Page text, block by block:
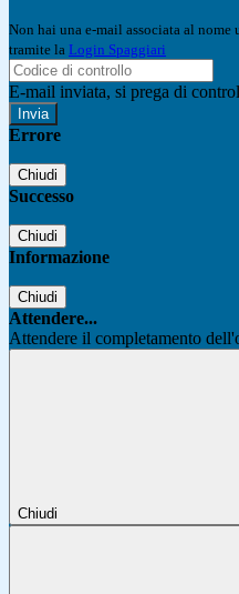
Non hai una e-mail associata al nome
tramite la Login Spaggiari
E-mail inviata, si prega di
Errore
Chiudi
Successo
Chiudi
Informazione
Chiudi
Attendere...
Attendere il completamento
Chiudi